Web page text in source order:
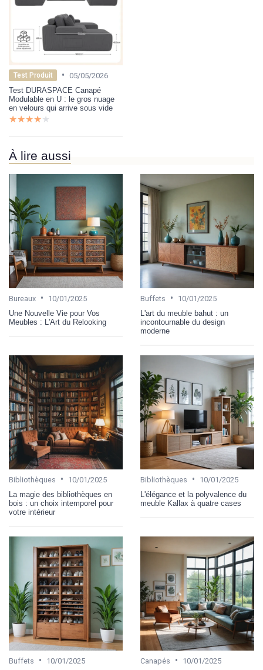
Test Produit • 05/05/2026
Test DURASPACE Canapé
Modulable en U : le gros nuage
en velours qui arrive sous vide
★★★★★
★★★★★
À lire aussi
Bureaux •
10/01/2025
Une Nouvelle Vie pour Vos
Meubles : L'Art du Relooking
Buffets •
10/01/2025
L'art du meuble bahut : un
incontournable du design
moderne
Bibliothèques •
10/01/2025
La magie des bibliothèques en
bois : un choix intemporel pour
votre intérieur
Bibliothèques •
10/01/2025
L'élégance et la polyvalence du
meuble Kallax à quatre cases
Buffets •
10/01/2025
Canapés •
10/01/2025